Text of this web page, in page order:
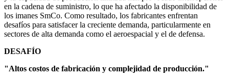
en la cadena de suministro, lo que ha afectado la disponibilidad de
los imanes SmCo. Como resultado, los fabricantes enfrentan
desafíos para satisfacer la creciente demanda, particularmente en
sectores de alta demanda como el aeroespacial y el de defensa.
DESAFÍO
"Altos costos de fabricación y complejidad de producción."